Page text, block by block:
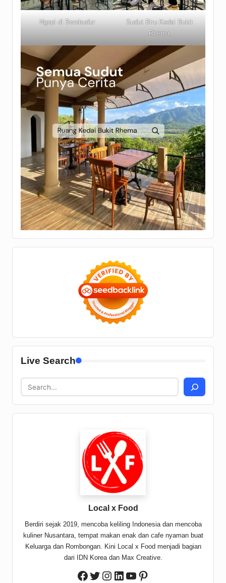
Ngopi di Borobudur
Sudut Biru Kedai Bukit
Rhema
Live Search
Local x Food
Berdiri sejak 2019, mencoba keliling Indonesia dan mencoba
kuliner Nusantara, tempat makan enak dan cafe nyaman buat
Keluarga dan Rombongan. Kini Local x Food menjadi bagian
dari IDN Korea dan Max Creative.
Facebook
Twitter
Instagram
LinkedIn
YouTube
Pinterest